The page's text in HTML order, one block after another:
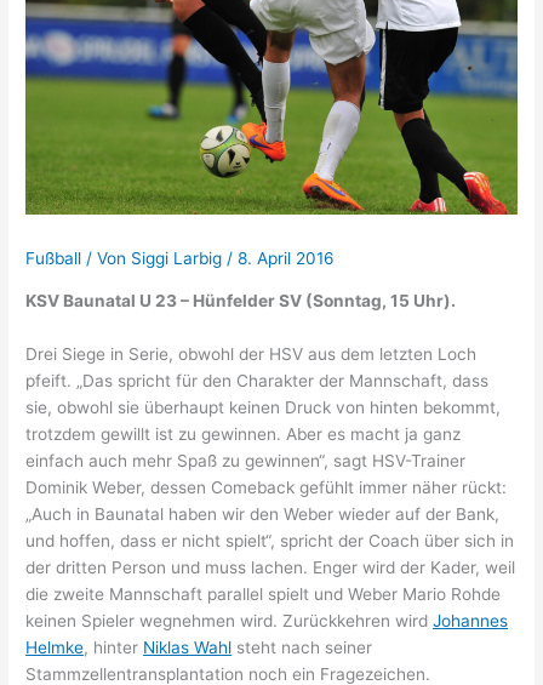
Fußball / Von Siggi Larbig /8. April 2016
KSV Baunatal U 23 – Hünfelder SV (Sonntag, 15 Uhr).
Drei Siege in Serie, obwohl der HSV aus dem letzten Loch
pfeift. „Das spricht für den Charakter der Mannschaft, dass
sie, obwohl sie überhaupt keinen Druck von hinten bekommt,
trotzdem gewillt ist zu gewinnen. Aber es macht ja ganz
einfach auch mehr Spaß zu gewinnen“, sagt HSV-Trainer
Dominik Weber, dessen Comeback gefühlt immer näher rückt:
„Auch in Baunatal haben wir den Weber wieder auf der Bank,
und hoffen, dass er nicht spielt“, spricht der Coach über sich in
der dritten Person und muss lachen. Enger wird der Kader, weil
die zweite Mannschaft parallel spielt und Weber Mario Rohde
keinen Spieler wegnehmen wird. Zurückkehren wirdJohannes
Helmke, hinter Niklas Wahl steht nach seiner
Stammzellentransplantation noch ein Fragezeichen.